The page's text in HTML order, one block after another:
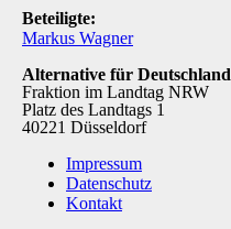
Beteiligte:
Markus Wagner
Alternative für Deutschland
Fraktion im Landtag NRW
Platz des Landtags 1
40221 Düsseldorf
Impressum
Datenschutz
Kontakt